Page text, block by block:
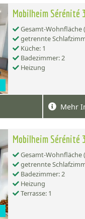
Mobilheim Sérénité
Gesamt-Wohnfläche
getrennte
Küche: 1
Badezimmer: 2
Heizung
Mehr
Mobilheim Sérénité
Gesamt-Wohnfläche
getrennte
Badezimmer: 2
Heizung
Terrasse: 1